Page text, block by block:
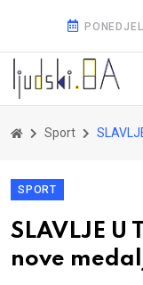
Sport SLAVLJE U
SPORT
SLAVLJE
nove